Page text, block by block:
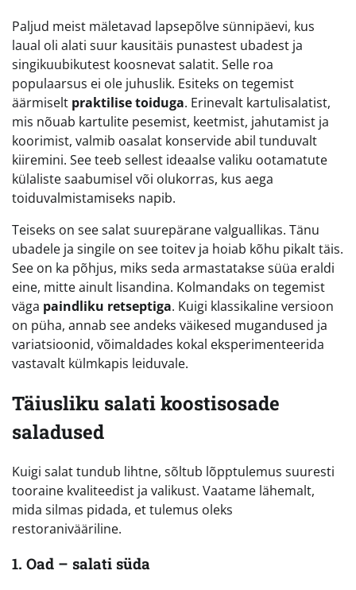
Paljud meist mäletavad lapsepõlve sünnipäevi, kus
laual oli alati suur kausitäis punastest ubadest ja
singikuubikutest koosnevat salatit. Selle roa
populaarsus ei ole juhuslik. Esiteks on tegemist
äärmiselt praktilise toiduga. Erinevalt kartulisalatist,
mis nõuab kartulite pesemist, keetmist, jahutamist ja
koorimist, valmib oasalat konservide abil tunduvalt
kiiremini. See teeb sellest ideaalse valiku ootamatute
külaliste saabumisel või olukorras, kus aega
toiduvalmistamiseks napib.
Teiseks on see salat suurepärane valguallikas. Tänu
ubadele ja singile on see toitev ja hoiab kõhu pikalt täis.
See on ka põhjus, miks seda armastatakse süüa eraldi
eine, mitte ainult lisandina. Kolmandaks on tegemist
väga paindliku retseptiga. Kuigi klassikaline versioon
on püha, annab see andeks väikesed mugandused ja
variatsioonid, võimaldades kokal eksperimenteerida
vastavalt külmkapis leiduvale.
Täiusliku salati koostisosade
saladused
Kuigi salat tundub lihtne, sõltub lõpptulemus suuresti
tooraine kvaliteedist ja valikust. Vaatame lähemalt,
mida silmas pidada, et tulemus oleks
restoranivääriline.
1. Oad – salati süda